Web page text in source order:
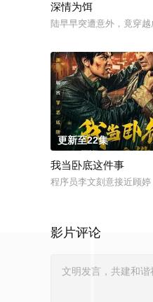
深情为饵
陆早早突遭意外，竟穿
更新至22集
我当卧底这件事
程序员李文刻意接近顾
影片评论